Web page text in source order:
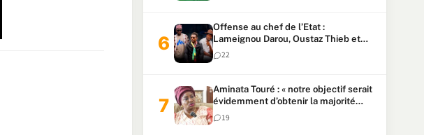
Offense au chef de l’Etat :
Lameignou Darou, Oustaz Thieb et
Ndiaye Touba lourdement
condamnés
22
Aminata Touré : « notre objectif serait
évidemment d’obtenir la majorité
parlementaire »
19